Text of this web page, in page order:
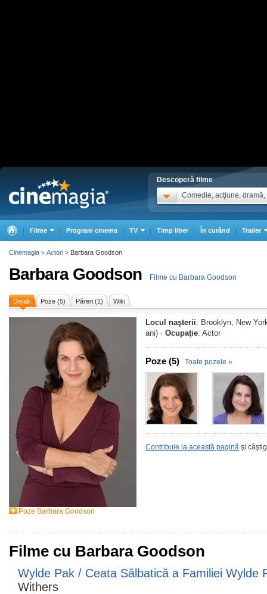
Descoperă filme
Comedie, acţiune, dramă,
Filme Program cinema TV Timp liber În curând Trailer
Barbara Goodson Filme cu Barbara Goodson
Detalii Poze (5) Păreri (1) Wiki
Poze Barbara Goodson
Locul naşterii: Brooklyn, New
ani) · Ocupaţie: Actor
Poze (5) Toate pozele »
Contribuie la această pagină şi
Filme cu Barbara Goodson
Wylde Pak / Ceata Sălbatică a Familiei Wylde
Withers
Cinemagia > Actori > Barbara Goodson